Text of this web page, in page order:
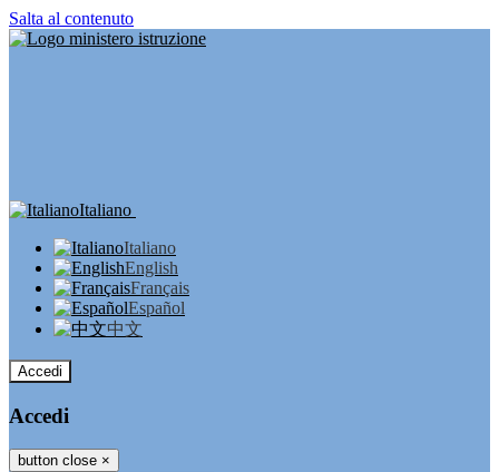
Salta al contenuto
Italiano
Italiano
English
Français
Español
中文
Accedi
Accedi
button close ×